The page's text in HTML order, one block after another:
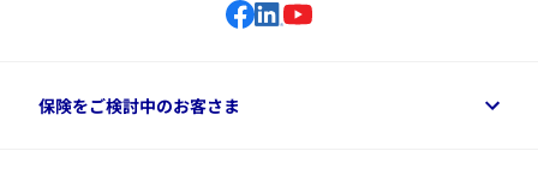
保険をご検討中のお客さま